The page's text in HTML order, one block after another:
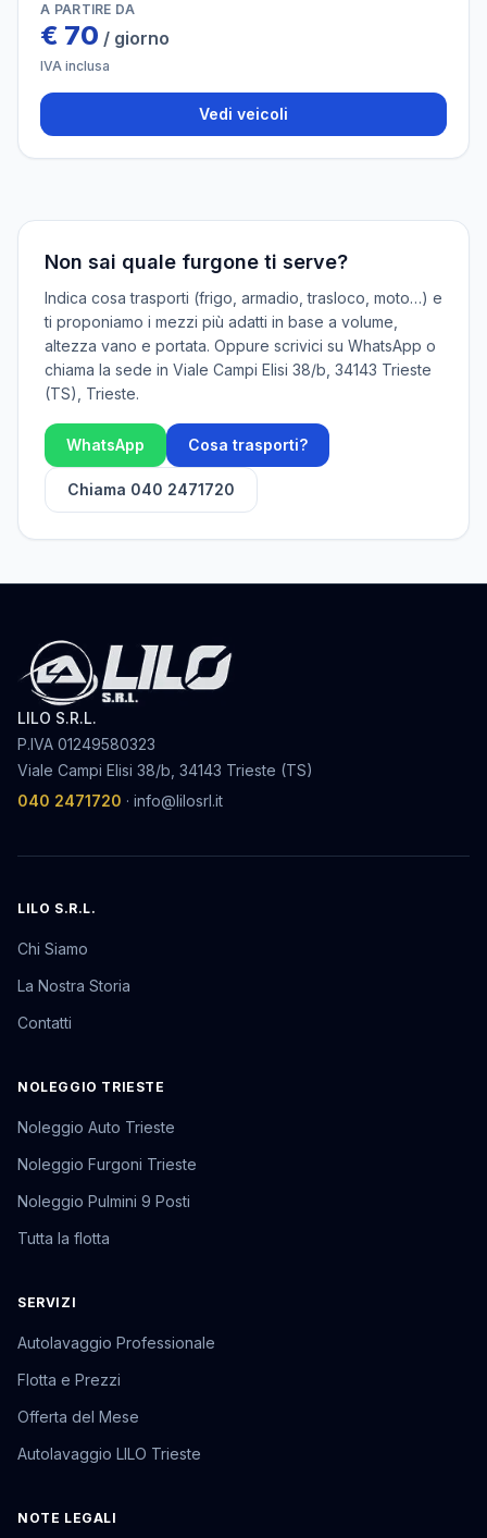
A PARTIRE DA
€ 70 / giorno
IVA inclusa
Vedi veicoli
Non sai quale furgone ti serve?
Indica cosa trasporti (frigo, armadio, trasloco, moto…) e
ti proponiamo i mezzi più adatti in base a volume,
altezza vano e portata. Oppure scrivici su WhatsApp o
chiama la sede in Viale Campi Elisi 38/b, 34143 Trieste
(TS)
, Trieste.
WhatsApp Cosa trasporti?
Chiama 040 2471720
LILO S.R.L.
P.IVA 01249580323
Viale Campi Elisi 38/b, 34143 Trieste (TS)
040 2471720 · info@lilosrl.it
LILO S.R.L.
Chi Siamo
La Nostra Storia
Contatti
NOLEGGIO TRIESTE
Noleggio Auto Trieste
Noleggio Furgoni Trieste
Noleggio Pulmini 9 Posti
Tutta la flotta
SERVIZI
Autolavaggio Professionale
Flotta e Prezzi
Offerta del Mese
Autolavaggio LILO Trieste
NOTE LEGALI